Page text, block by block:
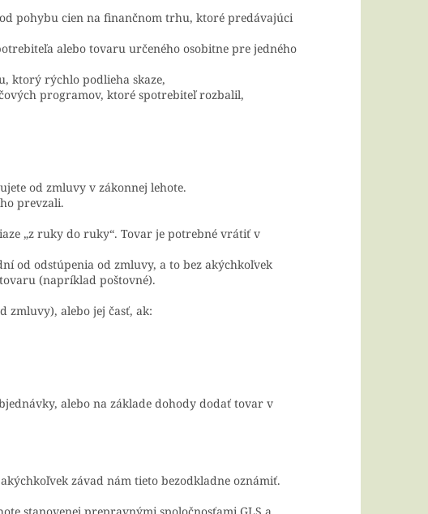
pohybu cien na finančnom trhu, ktoré predávajúci
alebo tovaru určeného osobitne pre jedného
ktorý rýchlo podlieha skaze,
programov, ktoré spotrebiteľ rozbalil,
od zmluvy v zákonnej lehote.
prevzali.
„z ruky do ruky“. Tovar je potrebné vrátiť v
od odstúpenia od zmluvy, a to bez akýchkoľvek
(napríklad poštovné).
zmluvy), alebo jej časť, ak:
alebo na základe dohody dodať tovar v
závad nám tieto bezodkladne oznámiť.